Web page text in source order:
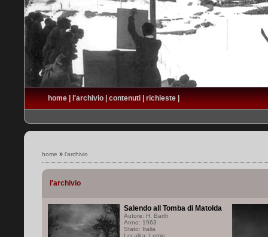
home| l'archivio|contenuti|richieste|
home » l'archivio
l'archivio
Salendo all Tomba di Matolda
Autore: H. Barth
Anno: 1963
Stato: Italia
Localita: Lemie